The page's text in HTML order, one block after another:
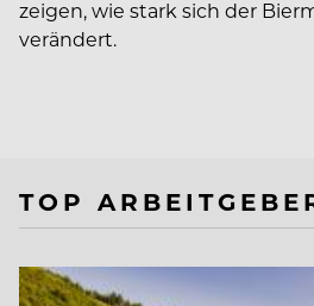
zeigen, wie stark sich der
verändert.
TOP